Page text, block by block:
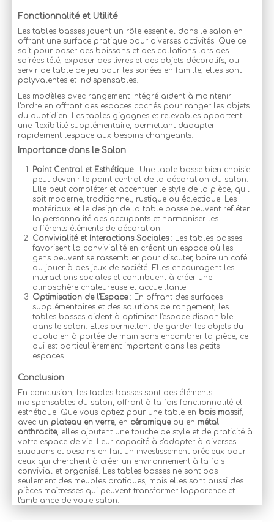
Fonctionnalité et Utilité
Les tables basses jouent un rôle essentiel dans le salon en
offrant une surface pratique pour diverses activités. Que ce
soit pour poser des boissons et des collations lors des
soirées télé, exposer des livres et des objets décoratifs, ou
servir de table de jeu pour les soirées en famille, elles sont
polyvalentes et indispensables.
Les modèles avec rangement intégré aident à maintenir
l'ordre en offrant des espaces cachés pour ranger les objets
du quotidien. Les tables gigognes et relevables apportent
une flexibilité supplémentaire, permettant d'adapter
rapidement l'espace aux besoins changeants.
Importance dans le Salon
Point Central et Esthétique: Une table basse bien choisie
peut devenir le point central de la décoration du salon.
Elle peut compléter et accentuer le style de la pièce, qu'il
soit moderne, traditionnel, rustique ou éclectique. Les
matériaux et le design de la table basse peuvent refléter
la personnalité des occupants et harmoniser les
différents éléments de décoration.
Convivialité et Interactions Sociales: Les tables basses
favorisent la convivialité en créant un espace où les
gens peuvent se rassembler pour discuter, boire un café
ou jouer à des jeux de société. Elles encouragent les
interactions sociales et contribuent à créer une
atmosphère chaleureuse et accueillante.
Optimisation de l'Espace: En offrant des surfaces
supplémentaires et des solutions de rangement, les
tables basses aident à optimiser l'espace disponible
dans le salon. Elles permettent de garder les objets du
quotidien à portée de main sans encombrer la pièce, ce
qui est particulièrement important dans les petits
espaces.
Conclusion
En conclusion, les tables basses sont des éléments
indispensables du salon, offrant à la fois fonctionnalité et
esthétique. Que vous optiez pour une table en bois massif,
avec un plateau en verre, en céramiqueou en métal
anthracite, elles ajoutent une touche de style et de praticité à
votre espace de vie. Leur capacité à s'adapter à diverses
situations et besoins en fait un investissement précieux pour
ceux qui cherchent à créer un environnement à la fois
convivial et organisé. Les tables basses ne sont pas
seulement des meubles pratiques, mais elles sont aussi des
pièces maîtresses qui peuvent transformer l'apparence et
l'ambiance de votre salon.